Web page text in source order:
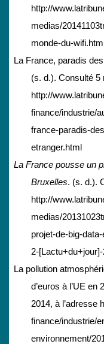
http://
medias/
monde-du-wifi.html
La France, paradis
(s. d.). Consulté 5
http://
finance/industrie/
france-paradis-
etranger.html
La France pousse un
Bruxelles. (s. d.).
http://
medias/
projet-de-big-
2-
La pollution
d’euros à l’UE
2014, à l’adresse
finance/industrie/
environnement/